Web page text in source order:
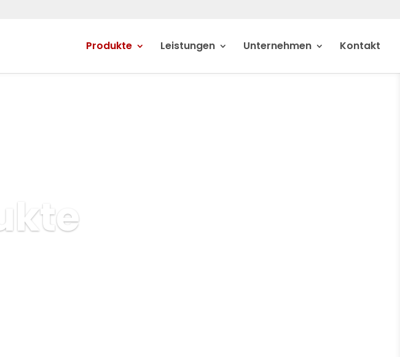
Produkte Leistungen Unternehmen Kontakt